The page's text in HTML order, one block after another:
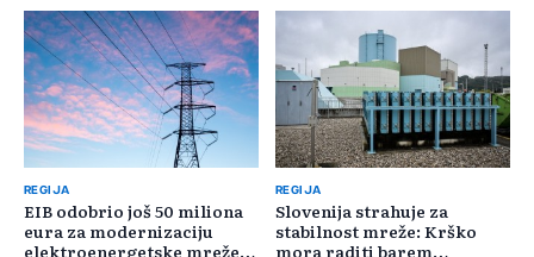
REGIJA
EIB odobrio još 50 miliona
eura za modernizaciju
elektroenergetske mreže
REGIJA
Slovenija strahuje za
stabilnost mreže: Krško
mora raditi barem